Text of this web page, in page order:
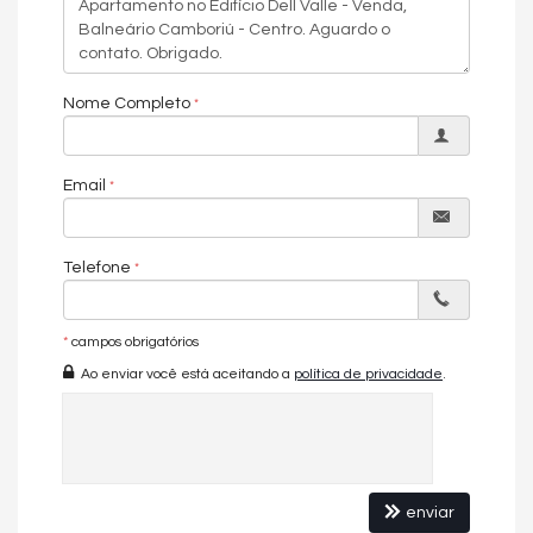
Ar Condicionado
Churrasqueira
Piso de Madeira
Sauna
Cinema
Espaço Gourmet
Medidores Individuais
Playground
Brinquedoteca
Quiosque Externo
Automação Predial
Nome Completo
Email
Telefone
* campos obrigatórios
Ao enviar você está aceitando a política de privacidade
enviar